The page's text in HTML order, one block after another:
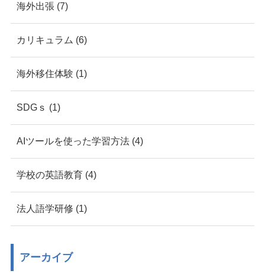
海外出張 (7)
カリキュラム (6)
海外移住体験 (1)
SDGｓ (1)
AIツールを使った学習方法 (4)
学校の英語教育 (4)
法人語学研修 (1)
アーカイブ